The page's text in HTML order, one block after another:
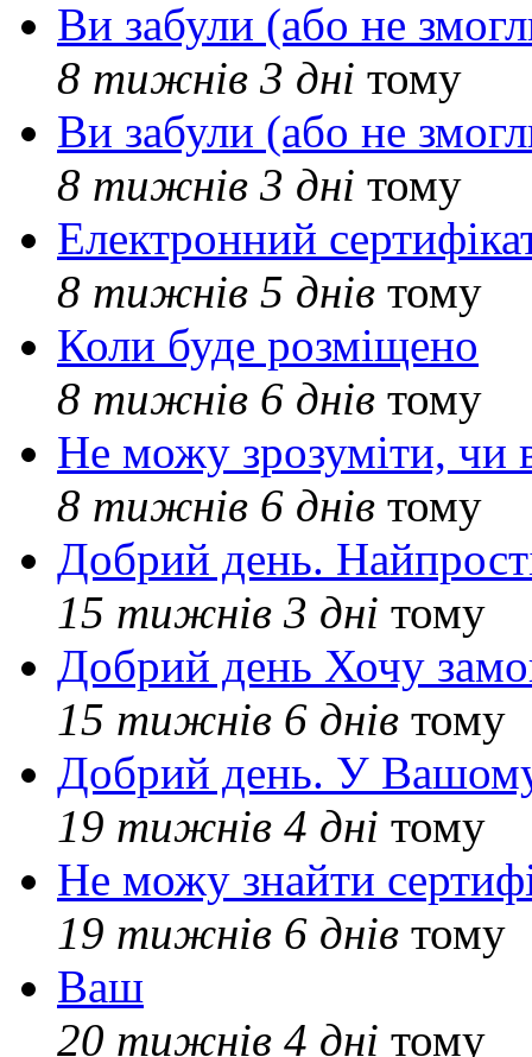
Ви забули (або не
8 тижнів 3 дні тому
Ви забули (або не
8 тижнів 3 дні тому
Електронний
8 тижнів 5 днів тому
Коли буде розміщено
8 тижнів 6 днів тому
Не можу зрозуміти, чи
8 тижнів 6 днів тому
Добрий день.
15 тижнів 3 дні тому
Добрий день Хочу
15 тижнів 6 днів тому
Добрий день. У Вашому
19 тижнів 4 дні тому
Не можу знайти
19 тижнів 6 днів тому
Ваш
20 тижнів 4 дні тому